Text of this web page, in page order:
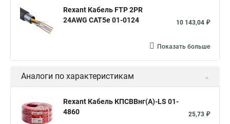
Rexant Кабель FTP 2PR
24AWG CAT5e 01-0124
10 143,04 ₽
Показать больше
Аналоги по характеристикам
Rexant Кабель КПСВВнг(А)-LS 01-
4860
25,73 ₽